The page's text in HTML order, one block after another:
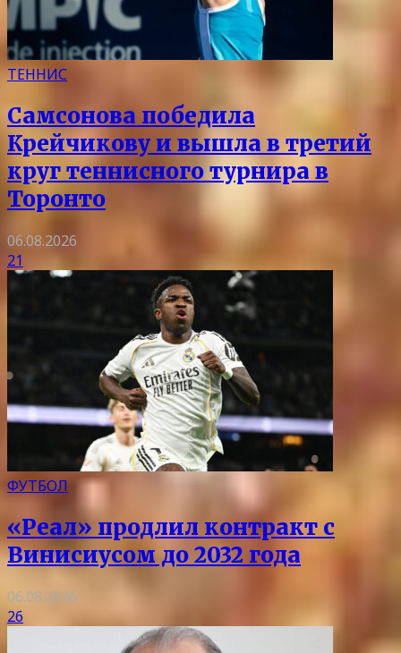
ТЕННИС
Самсонова победила
Крейчикову и вышла в третий
круг теннисного турнира в
Торонто
06.08.2026
21
ФУТБОЛ
«Реал» продлил контракт с
Винисиусом до 2032 года
06.08.2026
26